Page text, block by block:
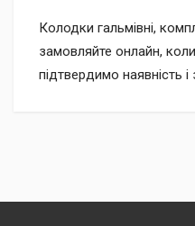
Колодки гальмівні,
замовляйте онлайн,
підтвердимо наявність